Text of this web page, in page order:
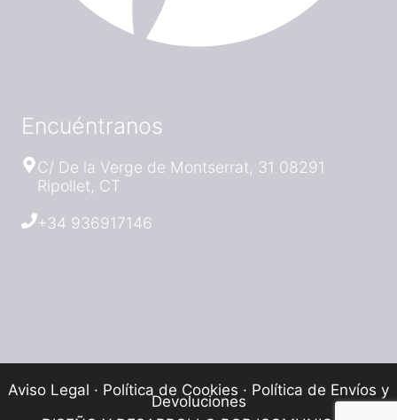
Encuéntranos
C/ De la Verge de Montserrat, 31 08291
Ripollet, CT
+34 936917146
Aviso Legal · Política de Cookies · Política de Envíos y
Devoluciones